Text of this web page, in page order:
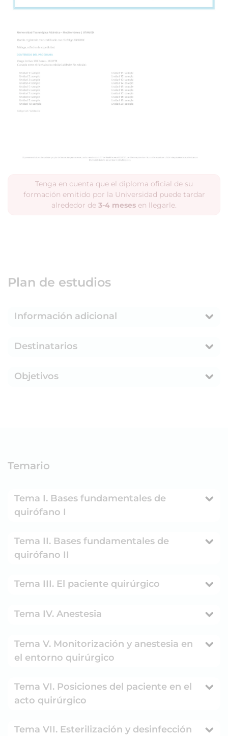
Tenga en cuenta que el diploma oficial de su
formación emitido por la Universidad puede tardar
alrededor de 3-4 meses en llegarle.
Plan de estudios
Información adicional
Destinatarios
Objetivos
Temario
Tema I. Bases fundamentales de
quirófano I
Tema II. Bases fundamentales de
quirófano II
Tema III. El paciente quirúrgico
Tema IV. Anestesia
Tema V. Monitorización y anestesia en
el entorno quirúrgico
Tema VI. Posiciones del paciente en el
acto quirúrgico
Tema VII. Esterilización y desinfección